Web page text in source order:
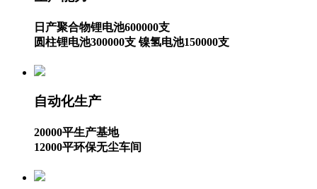
日产聚合物锂电池600000支
圆柱锂电池300000支 镍氢电池150000支
自动化生产
20000平生产基地
12000平环保无尘车间